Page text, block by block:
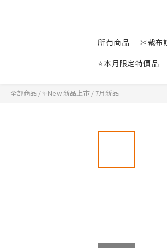
所有商品 ✂裁布
⭐本月限定特價品
全部商品 / ✨New 新品上市 / 7月新品